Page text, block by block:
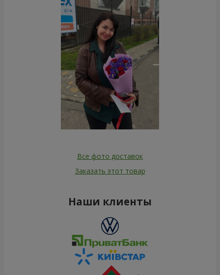
Все фото доставок
Заказать этот товар
Наши клиенты